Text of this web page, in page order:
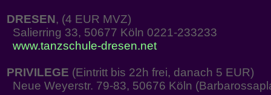
DRESEN, (4 EUR MVZ)
Salierring 33, 50677 Köln 0221-233233
www.tanzschule-dresen.net
PRIVILEGE (Eintritt bis 22h frei, danach 5 EUR)
Neue Weyerstr. 79-83, 50676 Köln